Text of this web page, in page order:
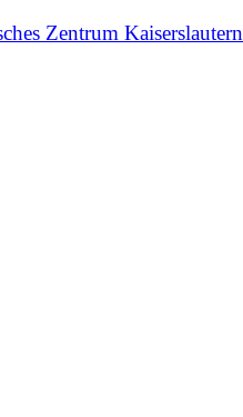
Zentrum Kaiserslautern